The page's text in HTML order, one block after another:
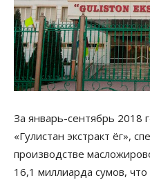
За январь-сентябрь 2018
«Гулистан экстракт ёг»,
производстве
16,1 миллиарда сумов,